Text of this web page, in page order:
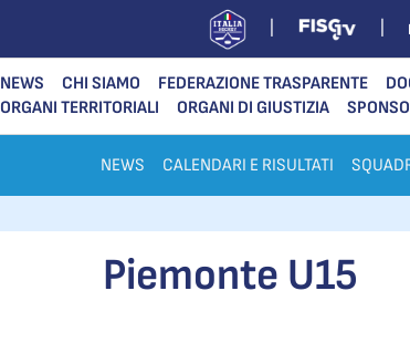
NEWS CHI SIAMO FEDERAZIONE TRASPARENTE
ORGANI TERRITORIALI
ORGANI DI GIUSTIZIA
NEWS CALENDARI E RISULTATI
Piemonte U15